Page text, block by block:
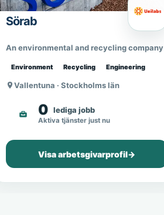
Sörab
An environmental and recycling company
Environment Recycling Engineering
Vallentuna · Stockholms län
0 lediga jobb
Aktiva tjänster just nu
Visa arbetsgivarprofil→